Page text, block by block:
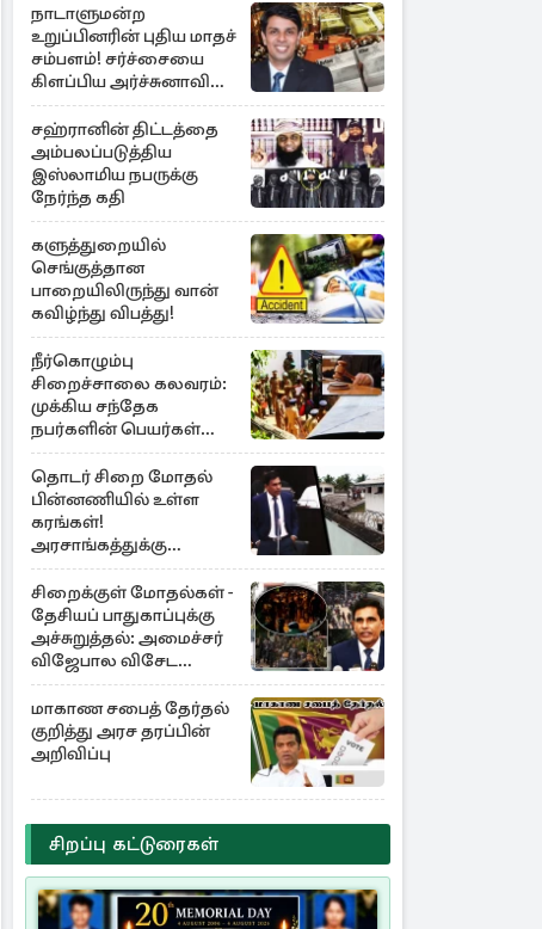
நாடாளுமன்ற
உறுப்பினரின் புதிய மாதச்
சம்பளம்! சர்ச்சையை
கிளப்பிய அர்ச்சுனாவின்
அறிக்கை
சஹ்ரானின் திட்டத்தை
அம்பலப்படுத்திய
இஸ்லாமிய நபருக்கு
நேர்ந்த கதி
களுத்துறையில்
செங்குத்தான
பாறையிலிருந்து வான்
கவிழ்ந்து விபத்து!
நீர்கொழும்பு
சிறைச்சாலை கலவரம்:
முக்கிய சந்தேக
நபர்களின் பெயர்கள்
நீதிமன்றில் சமர்ப்பிப்பு!
தொடர் சிறை மோதல்
பின்னணியில் உள்ள
கரங்கள்!
அரசாங்கத்துக்கு
கிடைத்த புலனாய்வு
தகவல்
சிறைக்குள் மோதல்கள் -
தேசியப் பாதுகாப்புக்கு
அச்சுறுத்தல்: அமைச்சர்
விஜேபால விசேட
அறிவிப்பு
மாகாண சபைத் தேர்தல்
குறித்து அரச தரப்பின்
அறிவிப்பு
சிறப்பு கட்டுரைகள்